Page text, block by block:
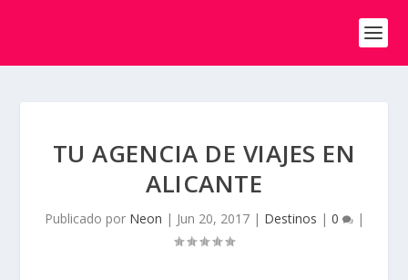
TU AGENCIA DE VIAJES EN
ALICANTE
Publicado por Neon | Jun 20, 2017| Destinos | 0 |